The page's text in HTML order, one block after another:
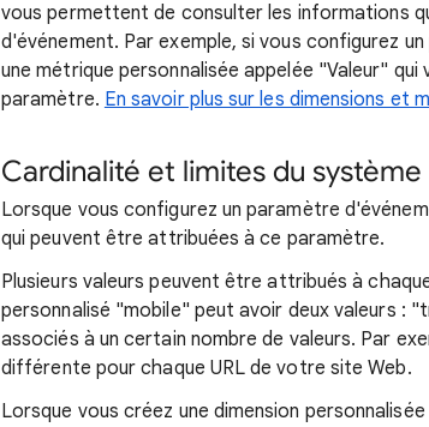
vous permettent de consulter les informations
d'événement. Par exemple, si vous configurez
une métrique personnalisée appelée "Valeur"
paramètre. En savoir plus sur les dimensions et
Cardinalité et limites du système
Lorsque vous configurez un paramètre
qui peuvent être attribuées à ce paramètre.
Plusieurs valeurs peuvent être attribués à
personnalisé "mobile" peut avoir deux valeurs
associés à un certain nombre de valeurs. Par
différente pour chaque URL de votre site Web.
Lorsque vous créez une dimension